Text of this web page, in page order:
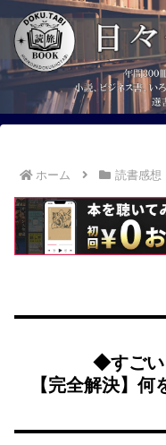
ホーム 読書感想
◆すご
【完全解決】